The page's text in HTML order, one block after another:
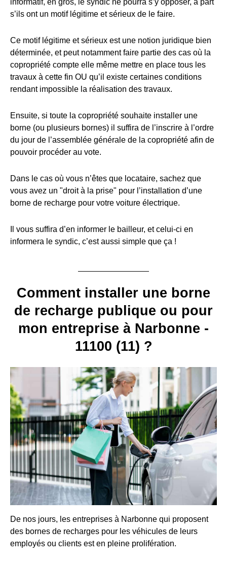
informatif, en gros, le syndic ne pourra s’y opposer, à part
s’ils ont un motif légitime et sérieux de le faire.
Ce motif légitime et sérieux est une notion juridique bien
déterminée, et peut notamment faire partie des cas où la
copropriété compte elle même mettre en place tous les
travaux à cette fin OU qu’il existe certaines conditions
rendant impossible la réalisation des travaux.
Ensuite, si toute la copropriété souhaite installer une
borne (ou plusieurs bornes) il suffira de l’inscrire à l’ordre
du jour de l’assemblée générale de la copropriété afin de
pouvoir procéder au vote.
Dans le cas où vous n’êtes que locataire, sachez que
vous avez un "droit à la prise" pour l’installation d’une
borne de recharge pour votre voiture électrique.
Il vous suffira d’en informer le bailleur, et celui-ci en
informera le syndic, c’est aussi simple que ça !
Comment installer une borne
de recharge publique ou pour
mon entreprise à Narbonne -
11100 (11) ?
De nos jours, les entreprises à Narbonne qui proposent
des bornes de recharges pour les véhicules de leurs
employés ou clients est en pleine prolifération.